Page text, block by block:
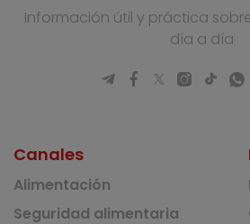
Información útil y práctica
día a día
Canales
Alimentación
Seguridad alimentaria